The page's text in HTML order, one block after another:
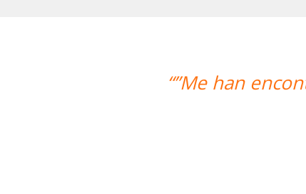
un profesor nativo y